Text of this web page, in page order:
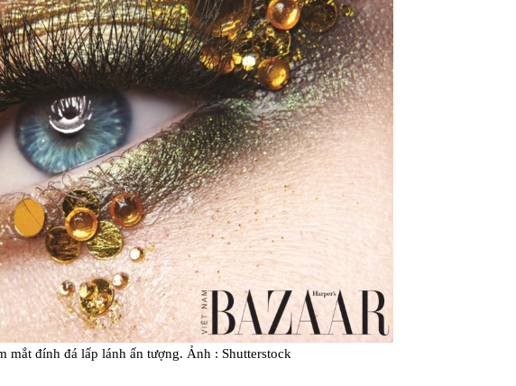
mắt đính đá lấp lánh ấn tượng. Ảnh : Shutterstock